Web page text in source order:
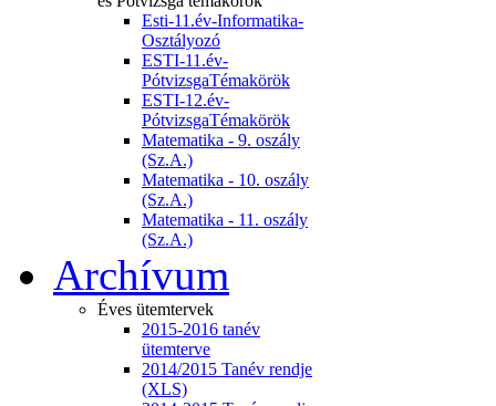
Esti-11.év-Informatika-
Osztályozó
ESTI-11.év-
PótvizsgaTémakörök
ESTI-12.év-
PótvizsgaTémakörök
Matematika - 9. oszály
(Sz.A.)
Matematika - 10. oszály
(Sz.A.)
Matematika - 11. oszály
(Sz.A.)
Archívum
Éves ütemtervek
2015-2016 tanév
ütemterve
2014/2015 Tanév rendje
(XLS)